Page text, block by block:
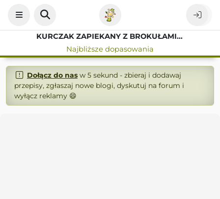
KURCZAK ZAPIEKANY Z BROKUŁAMI I MOZARELLĄ
Najbliższe dopasowania
Dołącz do nasw 5 sekund - zbieraj i dodawaj
przepisy, zgłaszaj nowe blogi, dyskutuj na forum i
wyłącz reklamy 😄